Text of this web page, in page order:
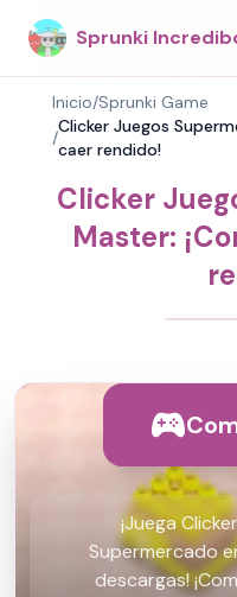
Sprunki
Inicio/Sprunki Game
/
Clicker Juegos
caer rendido!
Clicker
Master:
¡Juega
Supermercado
descargas!